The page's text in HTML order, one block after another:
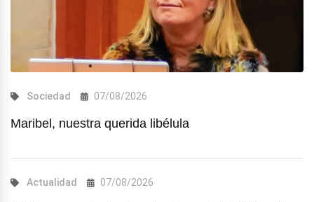
Sociedad 07/08/2026
Maribel, nuestra querida libélula
Actualidad 07/08/2026